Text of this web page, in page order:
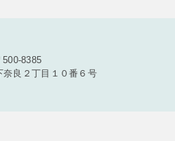
500-8385
奈良２丁目１０番６号